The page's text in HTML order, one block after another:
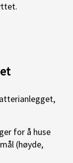
for å huse
(høyde,